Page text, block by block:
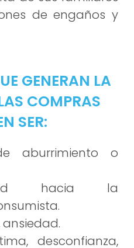
de engaños y
GENERAN LA
COMPRAS
SER:
aburrimiento o
hacia la
desconfianza,